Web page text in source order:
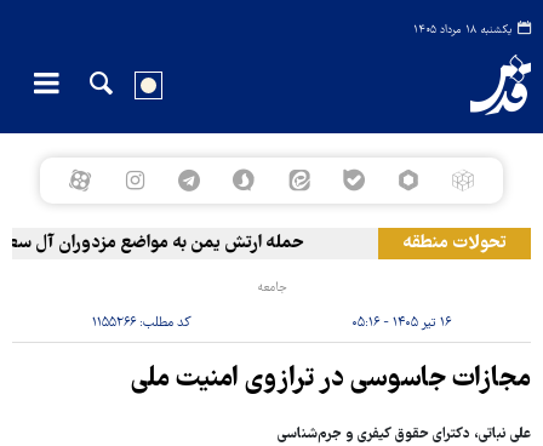
یکشنبه ۱۸ مرداد ۱۴۰۵
تحولات منطقه حمله ارتش یمن به مواضع مزدوران آل سعود
جامعه
۱۶ تیر ۱۴۰۵ - ۰۵:۱۶ کد مطلب: ۱۱۵۵۲۶۶
مجازات جاسوسی در ترازوی امنیت ملی
علی نباتی، دکترای حقوق کیفری و جرم‌شناسی